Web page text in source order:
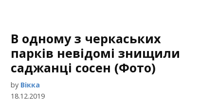
В одному з черкаських
парків невідомі знищили
саджанці сосен (Фото)
by Вікка
18.12.2019